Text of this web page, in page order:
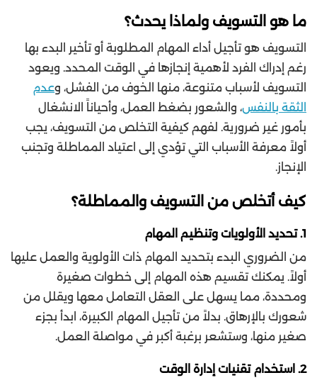
ما هو التسويف ولماذا يحدث؟
التسويف هو تأجيل أداء المهام المطلوبة أو تأخير البدء بها
رغم إدراك الفرد لأهمية إنجازها في الوقت المحدد. ويعود
التسويف لأسباب متنوعة، منها الخوف من الفشل، وعدم
الثقة بالنفس، والشعور بضغط العمل، وأحياناً الانشغال
بأمور غير ضرورية. لفهم كيفية التخلص من التسويف، يجب
أولاً معرفة الأسباب التي تؤدي إلى اعتياد المماطلة وتجنب
الإنجاز.
كيف أتخلص من التسويف والمماطلة؟
1. تحديد الأولويات وتنظيم المهام
من الضروري البدء بتحديد المهام ذات الأولوية والعمل عليها
أولاً. يمكنك تقسيم هذه المهام إلى خطوات صغيرة
ومحددة، مما يسهل على العقل التعامل معها ويقلل من
شعورك بالإرهاق. بدلاً من تأجيل المهام الكبيرة، ابدأ بجزء
صغير منها، وستشعر برغبة أكبر في مواصلة العمل.
2. استخدام تقنيات إدارة الوقت